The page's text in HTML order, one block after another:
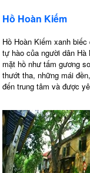
Hồ Hoàn Kiếm
Hồ Hoàn Kiếm xanh
tự hào của người dân Hà
mặt hồ như tấm gương
thướt tha, những mái
đến trung tâm và được